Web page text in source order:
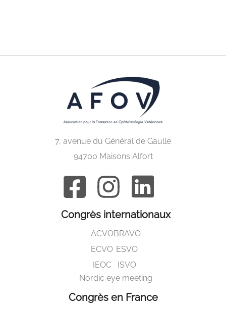
7, avenue du Général de Gaulle
94700 Maisons Alfort
Congrès internationaux
ACVO
ECVO
IEOC
BRAVO
ESVO
ISVO
Nordic eye meeting
Congrès en France